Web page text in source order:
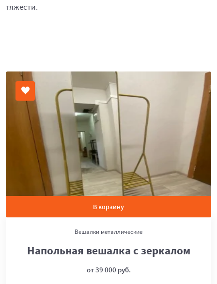
тяжести.
В корзину
Вешалки металлические
Напольная вешалка с зеркалом
от 39 000 руб.